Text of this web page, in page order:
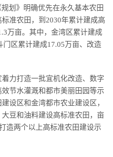
划》明确优先在永久基本农田
准农田，到2030年累计建成高
万亩。其中，金湾区累计建成
区累计建成17.05万亩、改造
着力打造一批宜机化改造、数字
节水灌溉和都市美丽田园等示
设区和金湾都市农业建设区，
豆和油料建设高标准农田，亩
造两个以上高标准农田建设示